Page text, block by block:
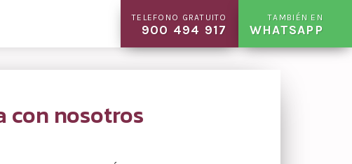
TELEFONO GRATUITO
900 494 917
TAMBIÉN EN
WHATSAPP
con nosotros